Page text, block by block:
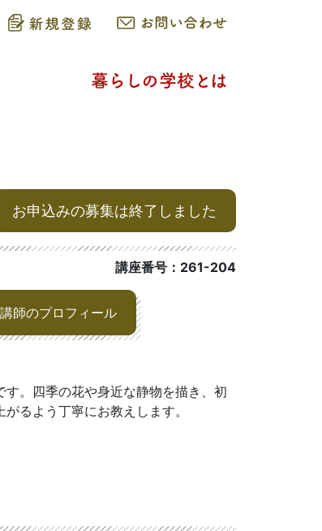
お申込みの募集は終了しました
講座番号：261-204
講師のプロフィール
。四季の花や身近な静物を描き、初
るよう丁寧にお教えします。